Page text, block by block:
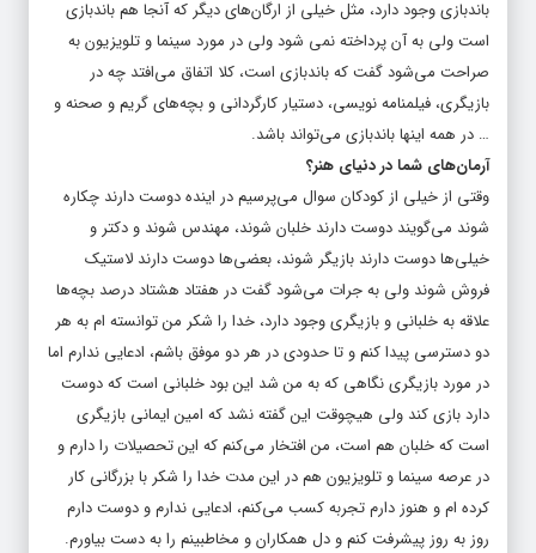
باندبازی وجود دارد، مثل خیلی از ارگان‌های دیگر که آنجا هم باندبازی
است ولی به آن پرداخته نمی شود ولی در مورد سینما و تلویزیون به
صراحت می‌شود گفت که باندبازی است، کلا اتفاق می‌افتد چه در
بازیگری، فیلمنامه نویسی، دستیار کارگردانی و بچه‌های گریم و صحنه و
… در همه اینها باندبازی می‌تواند باشد.
آرمان‌های شما در دنیای هنر؟
وقتی از خیلی از کودکان سوال می‌پرسیم در اینده دوست دارند چکاره
شوند می‌گویند دوست دارند خلبان شوند، مهندس شوند و دکتر و
خیلی‌ها دوست دارند بازیگر شوند، بعضی‌ها دوست دارند لاستیک
فروش شوند ولی به جرات می‌شود گفت در هفتاد هشتاد درصد بچه‌ها
علاقه به خلبانی و بازیگری وجود دارد، خدا را شکر من توانسته ام به هر
دو دسترسی پیدا کنم و تا حدودی در هر دو موفق باشم، ادعایی ندارم اما
در مورد بازیگری نگاهی که به من شد این بود خلبانی است که دوست
دارد بازی کند ولی هیچوقت این گفته نشد که امین ایمانی بازیگری
است که خلبان هم است، من افتخار می‌کنم که این تحصیلات را دارم و
در عرصه سینما و تلویزیون هم در این مدت خدا را شکر با بزرگانی کار
کرده ام و هنوز دارم تجربه کسب می‌کنم، ادعایی ندارم و دوست دارم
روز به روز پیشرفت کنم و دل همکاران و مخاطبینم را به دست بیاورم.